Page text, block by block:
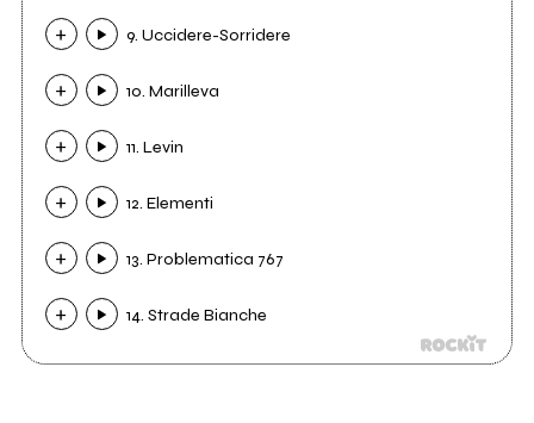
9. Uccidere-Sorridere
10. Marilleva
11. Levin
12. Elementi
13. Problematica 767
14. Strade Bianche